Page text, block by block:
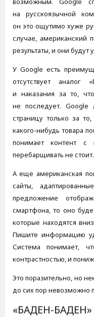
на русскоязычной
он это ощутимо хуже
случае, американский
результаты, и они
У Google есть
отсутствует аналог
и наказания за то,
не последует. Google
страницу только за
какого-нибудь товара
понимает контент
перебарщивать не стоит.
А еще американская
сайты,
предложение
смартфона, то оно
которые находятся
Пишите информацию
Система понимает,
контрастностью, и
Это поразительно, но
до сих пор невозможно
«БАДЕН-